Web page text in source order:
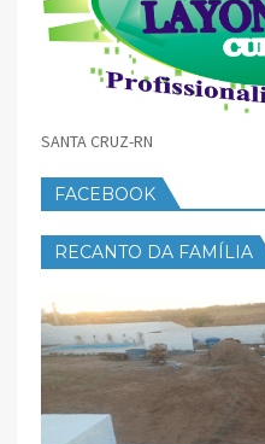
SANTA CRUZ-RN
FACEBOOK
RECANTO DA FAMÍLIA